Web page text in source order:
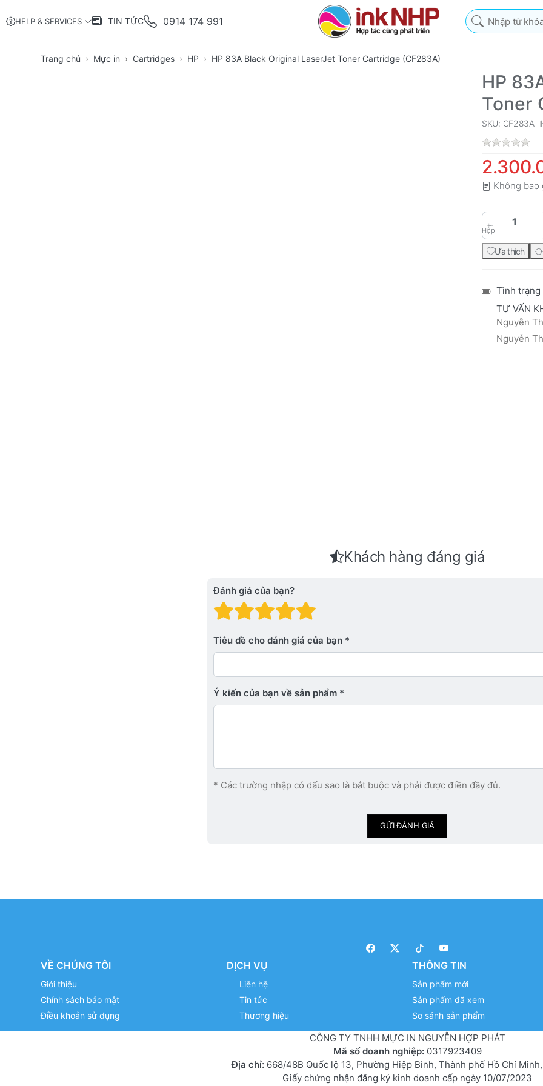
HELP & SERVICES TIN TỨC 0914 174 991
Nhập từ khóa tìm
Trang chủ Mực in Cartridges HP HP 83A Black Original LaserJet Toner Cartridge (CF283A)
HP
Toner
SKU: CF283A
Không bao
Hộp
Ưa thích
Tình trạng
TƯ VẤN
Nguyễn
Nguyễn
Khách hàng đáng giá
Đánh giá của bạn?
Đánh giá: 4 trên 5 sao.
Đánh giá: 3 trên 5 sao.
Đánh giá: 2 trên 5 sao.
Đánh giá: 1 trên 5 sao. Xấu
Tiêu đề cho đánh giá của bạn
Ý kiến ​​của bạn về sản phẩm
* Các trường nhập có dấu sao là bắt buộc và phải được điền đầy đủ.
GỬI ĐÁNH GIÁ
VỀ CHÚNG TÔI
Giới thiệu
Chính sách bảo mật
Điều khoản sử dụng
DỊCH VỤ
Liên hệ
Tin tức
Thương hiệu
THÔNG TIN
Sản phẩm mới
Sản phẩm đã xem
So sánh sản phẩm
CÔNG TY TNHH MỰC IN NGUYỄN HỢP PHÁT
Mã số doanh nghiệp: 0317923409
Địa chỉ:668/48B Quốc lộ 13, Phường Hiệp Bình, Thành phố Hồ Chí
Giấy chứng nhận đăng ký kinh doanh cấp ngày 10/07/2023